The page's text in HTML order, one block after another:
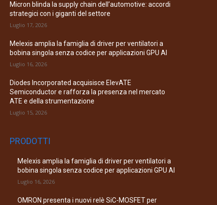
Micron blinda la supply chain dell’automotive: accordi
strategici con i giganti del settore
Luglio 17, 2026
Melexis amplia la famiglia di driver per ventilatori a
bobina singola senza codice per applicazioni GPU AI
Luglio 16, 2026
Diodes Incorporated acquisisce ElevATE
Semiconductor e rafforza la presenza nel mercato
ATE e della strumentazione
Luglio 15, 2026
PRODOTTI
Melexis amplia la famiglia di driver per ventilatori a
bobina singola senza codice per applicazioni GPU AI
Luglio 16, 2026
OMRON presenta i nuovi relè SiC-MOSFET per